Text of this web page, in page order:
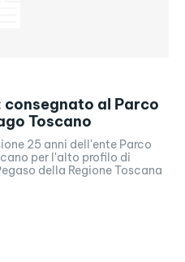
consegnato al Parco
Toscano
25 anni dell'ente Parco
per l'alto profilo di
della Regione Toscana